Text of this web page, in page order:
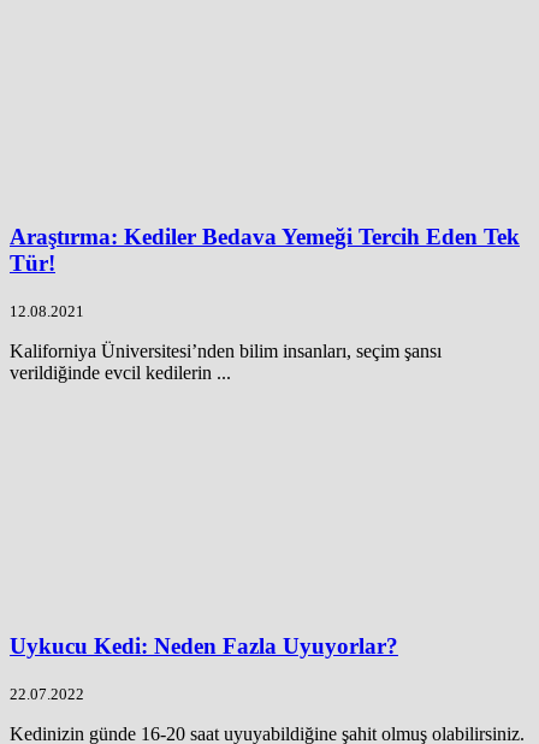
Araştırma: Kediler Bedava Yemeği Tercih Eden Tek
Tür!
12.08.2021
Kaliforniya Üniversitesi’nden bilim insanları, seçim şansı
verildiğinde evcil kedilerin ...
Uykucu Kedi: Neden Fazla Uyuyorlar?
22.07.2022
Kedinizin günde 16-20 saat uyuyabildiğine şahit olmuş olabilirsiniz.